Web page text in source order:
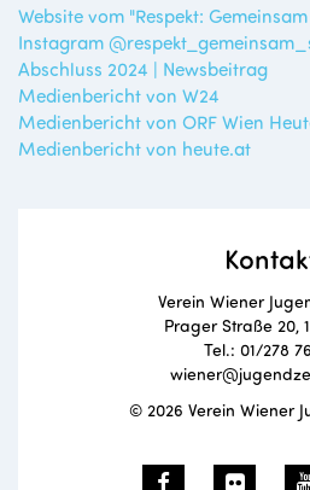
Website vom "Respekt:
Instagram
Abschluss 2024 | Newsbeitrag
Medienbericht von W24
Medienbericht von ORF Wien
Medienbericht von heute.at
Verein Wiener
Prager Straße 20,
Tel.: 01/278
© 2026 Verein Wiener